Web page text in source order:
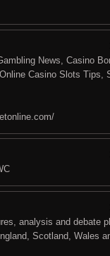
News, Casino
Casino Slots Tips,
analysis and debate
Scotland, Wales